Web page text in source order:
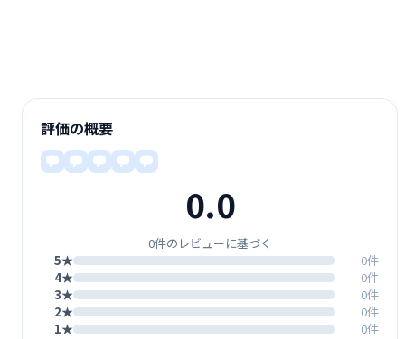
評価の概要
0.0
0件のレビューに基づく
5★
0件
4★
0件
3★
0件
2★
0件
1★
0件